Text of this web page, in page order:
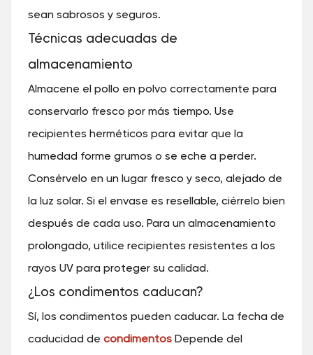
sean sabrosos y seguros.
Técnicas adecuadas de
almacenamiento
Almacene el pollo en polvo correctamente para
conservarlo fresco por más tiempo. Use
recipientes herméticos para evitar que la
humedad forme grumos o se eche a perder.
Consérvelo en un lugar fresco y seco, alejado de
la luz solar. Si el envase es resellable, ciérrelo bien
después de cada uso. Para un almacenamiento
prolongado, utilice recipientes resistentes a los
rayos UV para proteger su calidad.
¿Los condimentos caducan?
Sí, los condimentos pueden caducar. La fecha de
caducidad de condimentos Depende del